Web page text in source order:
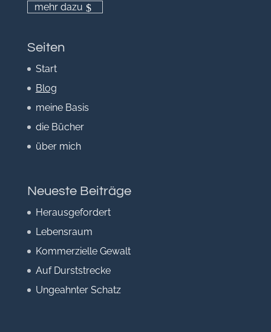
mehr dazu
Seiten
Start
Blog
meine Basis
die Bücher
über mich
Neueste Beiträge
Herausgefordert
Lebensraum
Kommerzielle Gewalt
Auf Durststrecke
Ungeahnter Schatz